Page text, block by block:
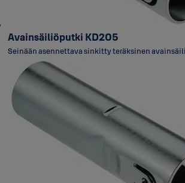
Avainsäiliöputki KD205
Seinään asennettava sinkitty teräksinen